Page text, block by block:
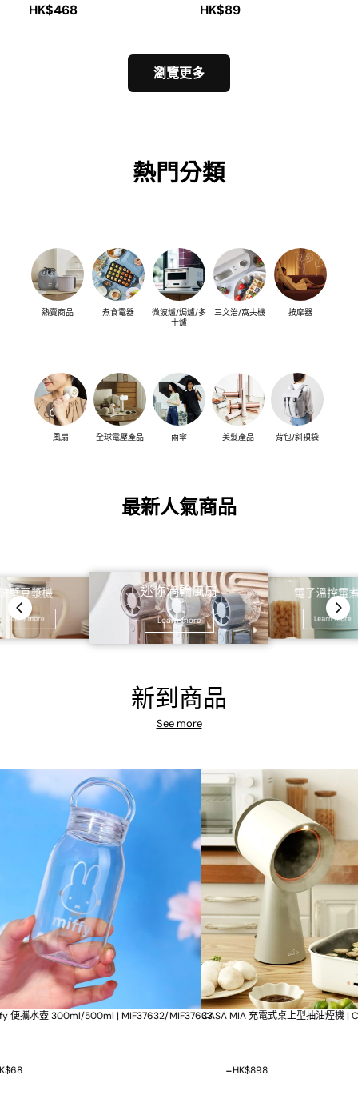
HK$468
HK$89
瀏覽更多
熱門分類
熱賣商品 煮食電器
微波爐/焗爐/多
士爐
三文治/窩夫機 按摩器
風扇 全球電壓產品 雨傘 美髮產品 背包/斜孭袋
最新人氣商品
壁豆漿機
Learn more
迷你渦輪風扇
Learn more
電子溫控電
Learn more
新到商品
See more
MIF37633CASA MIA 充電式桌上型抽油煙機 | CM-T02 BUYDEEM 北鼎 全